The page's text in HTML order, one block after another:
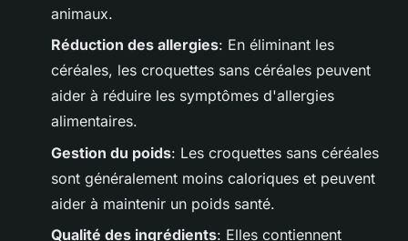
animaux.
Réduction des allergies: En éliminant les
céréales, les croquettes sans céréales peuvent
aider à réduire les symptômes d'allergies
alimentaires.
Gestion du poids: Les croquettes sans céréales
sont généralement moins caloriques et peuvent
aider à maintenir un poids santé.
Qualité des ingrédients: Elles contiennent